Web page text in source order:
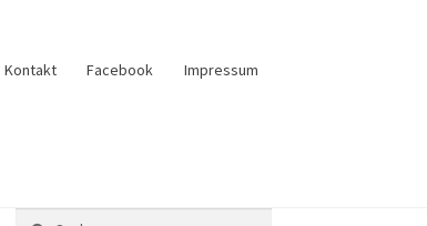
Kontakt Facebook Impressum